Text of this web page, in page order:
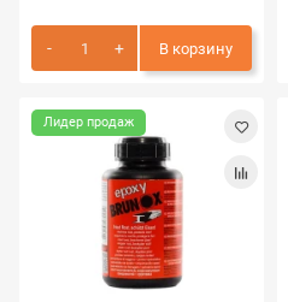
В корзину
Лидер продаж